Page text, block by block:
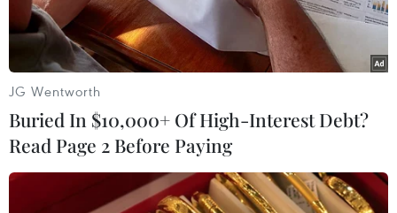
bố sẽ tiếp tục có những biện pháp mạnh trong thời gian
tới.
JG Wentworth
Buried In $10,000+ Of High-Interest Debt?
Read Page 2 Before Paying